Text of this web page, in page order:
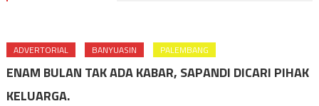
ADVERTORIAL BANYUASIN PALEMBANG
ENAM BULAN TAK ADA KABAR, SAPANDI DICARI PIHAK
KELUARGA.